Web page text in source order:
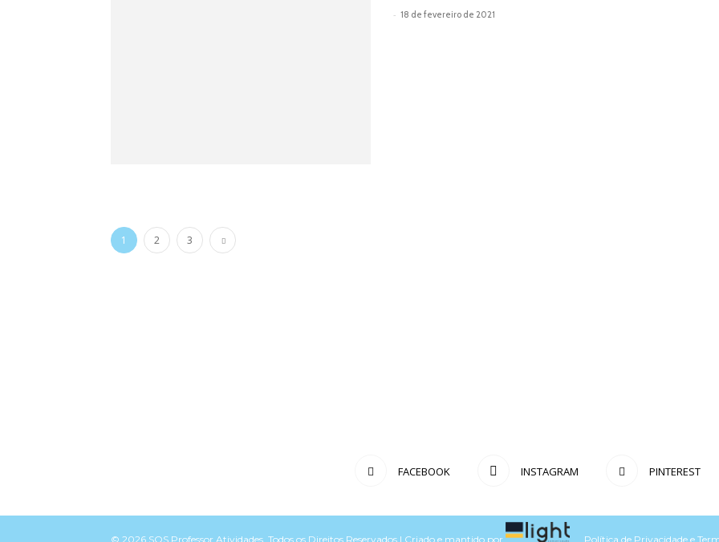
- 18 de fevereiro de 2021
1 2 3
FACEBOOK INSTAGRAM PINTEREST
© 2026 SOS Professor Atividades. Todos os Direitos Reservados | Criado e mantido por Política de Privacidade e